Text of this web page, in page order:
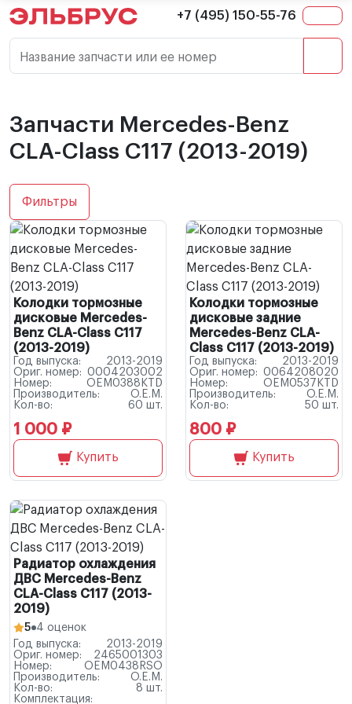
+7 (495) 150-55-76
Название запчасти или ее номер
Запчасти Mercedes-Benz
CLA-Class C117 (2013-2019)
Фильтры
Колодки тормозные
дисковые Mercedes-
Benz CLA-Class C117
(2013-2019)
Год выпуска:
2013-2019
Ориг. номер: 0004203002
Номер:
OEM0388KTD
Производитель:
O.E.M.
Кол-во:
60 шт.
1 000 ₽
Купить
Колодки тормозные
дисковые задние
Mercedes-Benz CLA-
Class C117 (2013-2019)
Год выпуска:
2013-2019
Ориг. номер: 0064208020
Номер:
OEM0537KTD
Производитель:
O.E.M.
Кол-во:
50 шт.
800 ₽
Купить
Радиатор охлаждения
ДВС Mercedes-Benz
CLA-Class C117 (2013-
2019)
5 4 оценок
Год выпуска:
2013-2019
Ориг. номер:
2465001303
Номер:
OEM0438RSO
Производитель:
O.E.M.
Кол-во:
8 шт.
Комплектация: